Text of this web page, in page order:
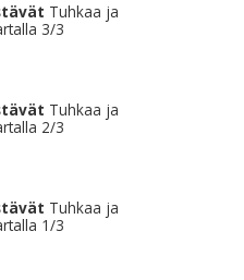
Tuhkaa ja
3/3
Tuhkaa ja
2/3
Tuhkaa ja
1/3